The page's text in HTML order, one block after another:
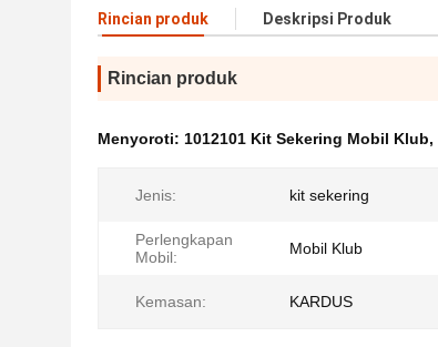
Rincian produk Deskripsi Produk
Rincian produk
Menyoroti: 1012101 Kit Sekering Mobil Klub,
Jenis: kit sekering
Perlengkapan
Mobil:
Mobil Klub
Kemasan: KARDUS